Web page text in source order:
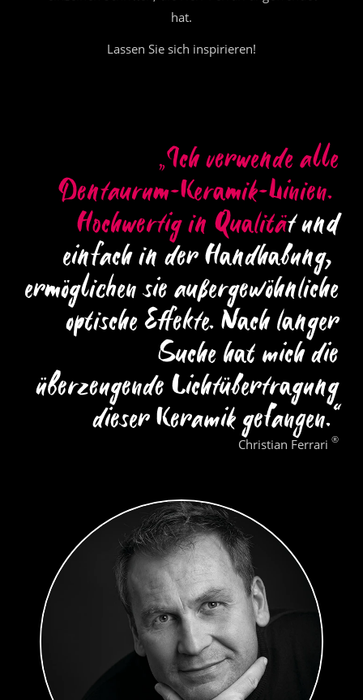
hat.
Lassen Sie sich inspirieren!
„Ichverwendealle
Dentaurum-Keramik-Linien.
HochwertiginQualitätund
einfachinderHandhabung,
ermöglichensieaußergewöhnliche
optischeEfekte.Nachlanger
Suchehatmichdie
überzeugendeLichtübertragung
dieserKeramikgefangen.“
Christian Ferrari ®